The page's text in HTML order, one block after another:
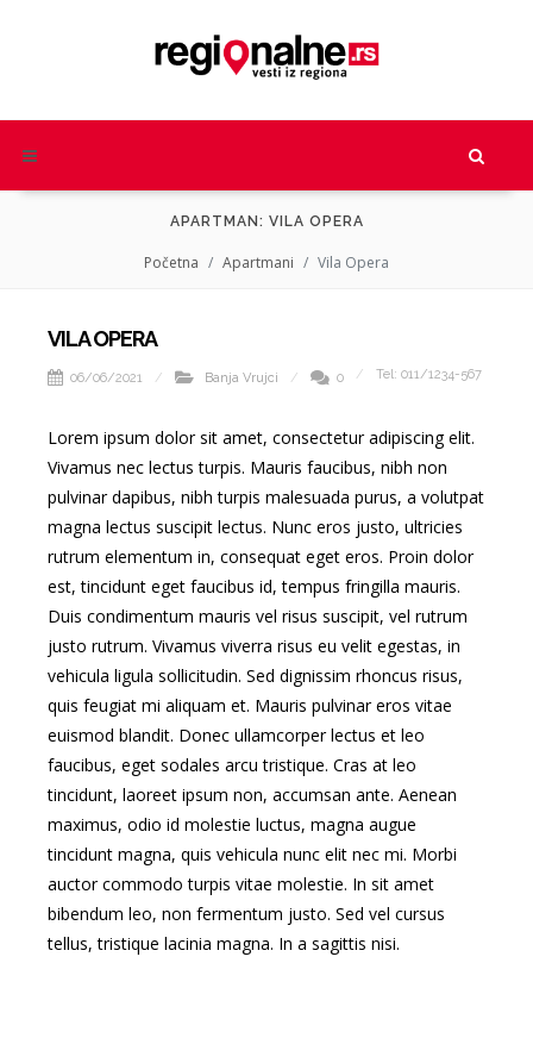
APARTMAN: VILA OPERA
Početna Apartmani Vila Opera
VILA OPERA
06/06/2021 Banja Vrujci 0 Tel: 011/1234-567
Lorem ipsum dolor sit amet, consectetur adipiscing elit.
Vivamus nec lectus turpis. Mauris faucibus, nibh non
pulvinar dapibus, nibh turpis malesuada purus, a volutpat
magna lectus suscipit lectus. Nunc eros justo, ultricies
rutrum elementum in, consequat eget eros. Proin dolor
est, tincidunt eget faucibus id, tempus fringilla mauris.
Duis condimentum mauris vel risus suscipit, vel rutrum
justo rutrum. Vivamus viverra risus eu velit egestas, in
vehicula ligula sollicitudin. Sed dignissim rhoncus risus,
quis feugiat mi aliquam et. Mauris pulvinar eros vitae
euismod blandit. Donec ullamcorper lectus et leo
faucibus, eget sodales arcu tristique. Cras at leo
tincidunt, laoreet ipsum non, accumsan ante. Aenean
maximus, odio id molestie luctus, magna augue
tincidunt magna, quis vehicula nunc elit nec mi. Morbi
auctor commodo turpis vitae molestie. In sit amet
bibendum leo, non fermentum justo. Sed vel cursus
tellus, tristique lacinia magna. In a sagittis nisi.